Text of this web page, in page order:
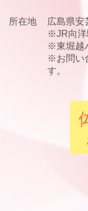
所在地
広島県安
※JR向洋
※東堀越
※お問い
す。